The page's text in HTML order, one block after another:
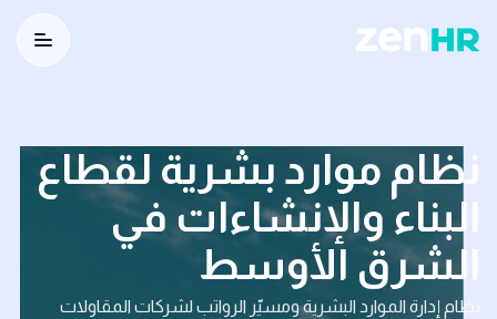
نظام موارد بشرية لقطاع
البناء والإنشاءات في
الشرق الأوسط
نظام إدارة الموارد البشرية ومسيّر الرواتب لشركات المقاولات